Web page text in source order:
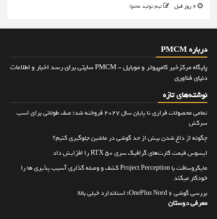
تیم تولید محتوا
درباره PMCM
پایگاه مرکزخبر کامپیوتر و موبایل - PMCM سایتی برای رسد اخبار و اطلاعات
دنیای فناوری
نوشته‌های تازه
تمامی محصولات فراری تا پایان سال ۲۰۲۷ فروخته شد؛ صف طولانی برای اسب
سرکش
چگونه از داغ شدن بیش از حد گوشی در ماشین جلوگیری کنیم؟
ایسوس قیمت کارت‌های گرافیک سری RTX 50 را افزایش داد
مایکروسافت با Project Perception کشف و وصله گذاری آسیب پذیری ها را
خودکار میکند
بررسی گوشی OnePlus Nord 6؛ استاندارد خیلی بالا!
معرفی دوستان